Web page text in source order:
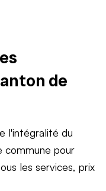
de
l'intégralité du
commune pour
les services, prix